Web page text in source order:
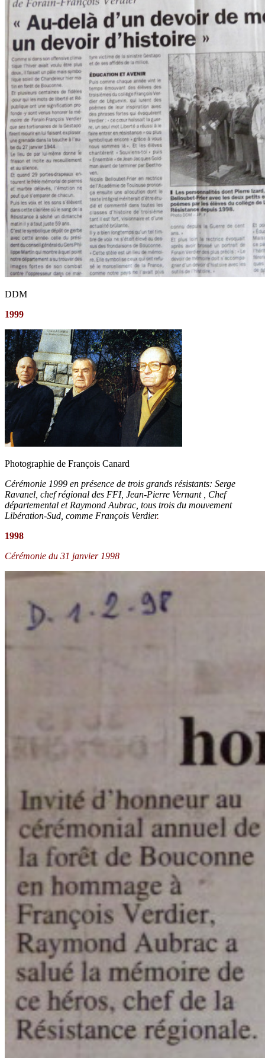
DDM
1999
Photographie de François Canard
Cérémonie 1999 en présence de trois grands résistants: Serge
Ravanel, chef régional des FFI, Jean-Pierre Vernant , Chef
départemental et Raymond Aubrac, tous trois du mouvement
Libération-Sud, comme François Verdier.
1998
Cérémonie du 31 janvier 1998